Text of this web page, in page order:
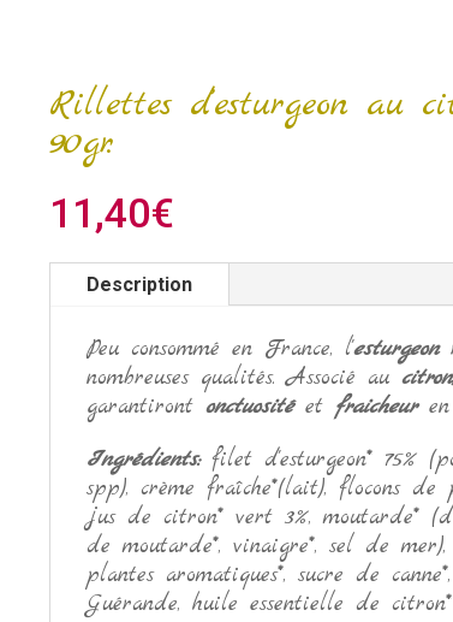
Rillettes d’esturgeon au
90gr.
11,40€
Description
Peu consommé en France, l'esturgeon
nombreuses qualités. Associé au
garantiront onctuositéetfraicheuren
Ingrédients: filet d'esturgeon* 75%
spp), crème fraîche*(lait), flocons de
jus de citron* vert 3%, moutarde*
de moutarde*, vinaigre*, sel de
plantes aromatiques*, sucre de
Guérande, huile essentielle de citron*